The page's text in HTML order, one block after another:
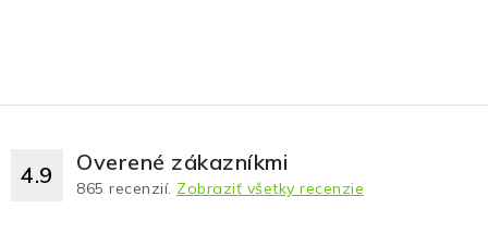
4.9 Overené zákazníkmi
865 recenzií. Zobraziť všetky recenzie